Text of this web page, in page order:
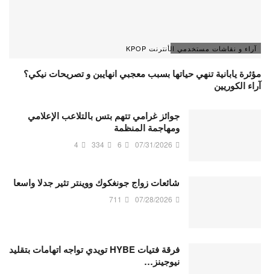
آراء و نقاشات مستخدمي الأنترنت KPOP
مؤثرة يابانية تنهي حياتها بسبب معجبي انهايبن و تصريحات نيكي؟
آراء الكوريين
جوائز غرامي تتهم بتس بالتلاعب الإعلامي
ومهاجمة المنظمة
07/31/2026
6
334
4
شائعات زواج جونغكوك ووينتر تثير جدلا واسعا
07/28/2026
711
فرقة فتيات HYBE تويدي تواجه اتهامات بتقليد
نيوجينز…